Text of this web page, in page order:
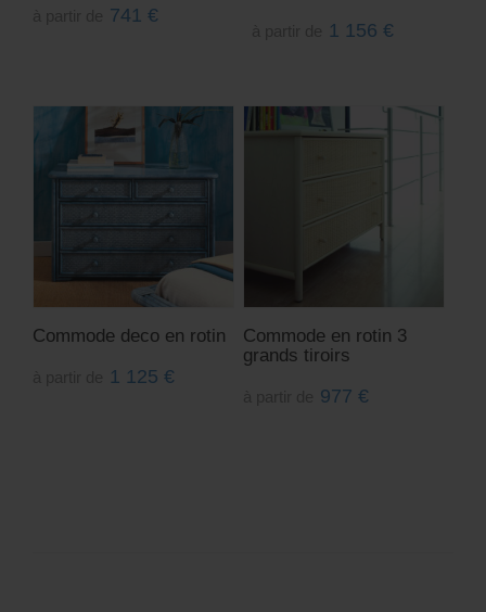
741 €
1 156 €
Commode deco en rotin
1 125 €
Commode en rotin 3
grands tiroirs
977 €